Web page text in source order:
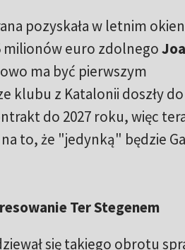
pozyskała w letnim
milionów euro zdolnego
ma być pierwszym
klubu z Katalonii doszły
do 2027 roku, więc
to, że "jedynką" będzie
Ter Stegenem
się takiego obrotu